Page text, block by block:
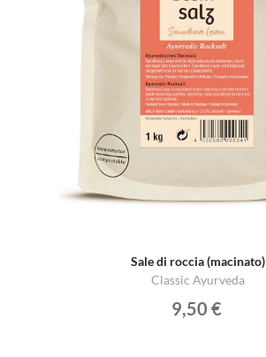
Sale di roccia (macinato)
Classic Ayurveda
9,50 €